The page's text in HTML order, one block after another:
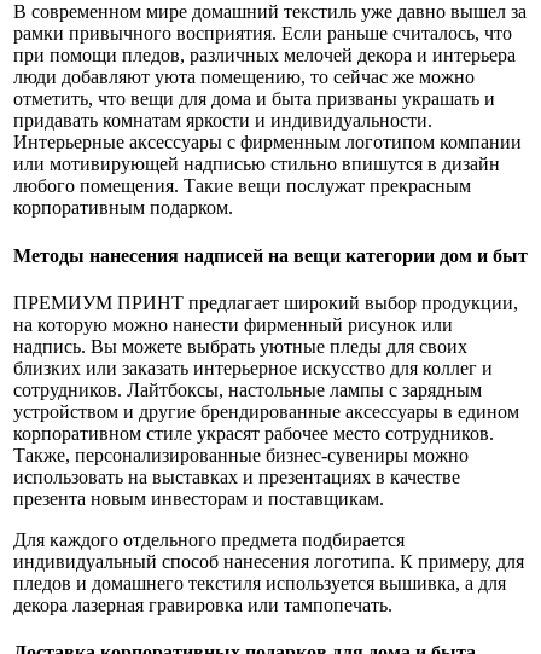
В современном мире домашний текстиль уже давно вышел за
рамки привычного восприятия. Если раньше считалось, что
при помощи пледов, различных мелочей декора и интерьера
люди добавляют уюта помещению, то сейчас же можно
отметить, что вещи для дома и быта призваны украшать и
придавать комнатам яркости и индивидуальности.
Интерьерные аксессуары с фирменным логотипом компании
или мотивирующей надписью стильно впишутся в дизайн
любого помещения. Такие вещи послужат прекрасным
корпоративным подарком.
Методы нанесения надписей на вещи категории дом и быт
ПРЕМИУМ ПРИНТ предлагает широкий выбор продукции,
на которую можно нанести фирменный рисунок или
надпись. Вы можете выбрать уютные пледы для своих
близких или заказать интерьерное искусство для коллег и
сотрудников. Лайтбоксы, настольные лампы с зарядным
устройством и другие брендированные аксессуары в едином
корпоративном стиле украсят рабочее место сотрудников.
Также, персонализированные бизнес-сувениры можно
использовать на выставках и презентациях в качестве
презента новым инвесторам и поставщикам.
Для каждого отдельного предмета подбирается
индивидуальный способ нанесения логотипа. К примеру, для
пледов и домашнего текстиля используется вышивка, а для
декора лазерная гравировка или тампопечать.